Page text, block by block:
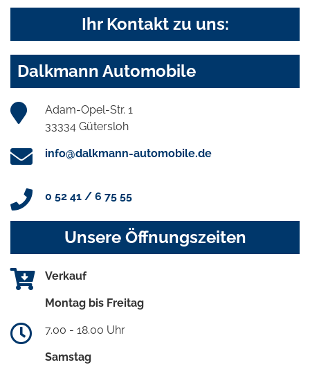
Ihr Kontakt zu uns:
Dalkmann Automobile
Adam-Opel-Str. 1
33334 Gütersloh
info@dalkmann-automobile.de
0 52 41 / 6 75 55
Unsere Öffnungszeiten
Verkauf
Montag bis Freitag
7.00 - 18.00 Uhr
Samstag